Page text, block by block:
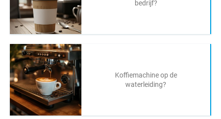
bedrijf?
Koffiemachine op de
waterleiding?